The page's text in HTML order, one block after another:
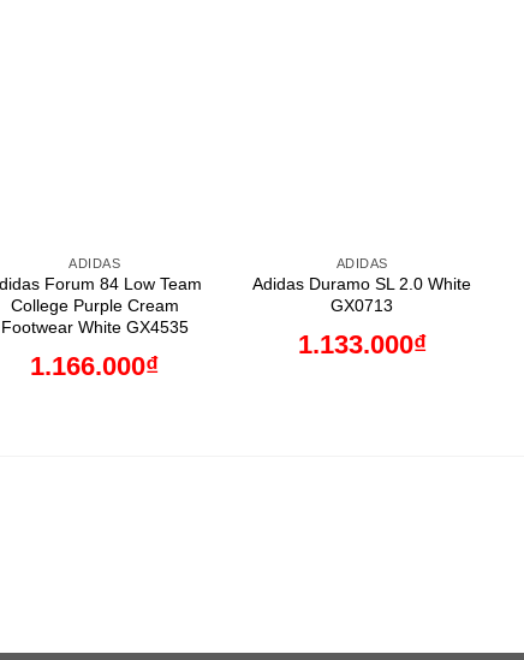
ADIDAS
Forum 84 Low Team
College Purple Cream
Footwear White GX4535
1.166.000₫
ADIDAS
Adidas Duramo SL 2.0 White
GX0713
1.133.000₫